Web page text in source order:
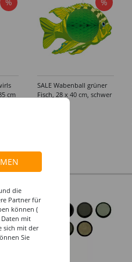
cm
SALE Wabenball grüner
Fisch, 28 x 40 cm, schwer
entflammbar
die
Partner für
können (
Daten mit
sich mit der
Sie